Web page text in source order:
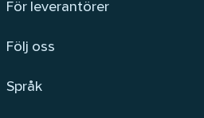
För leverantörer
Följ oss
Språk